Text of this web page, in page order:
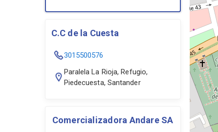
C.C de la Cuesta
3015500576
Paralela La Rioja, Refugio,
Piedecuesta, Santander
Comercializadora Andare SA